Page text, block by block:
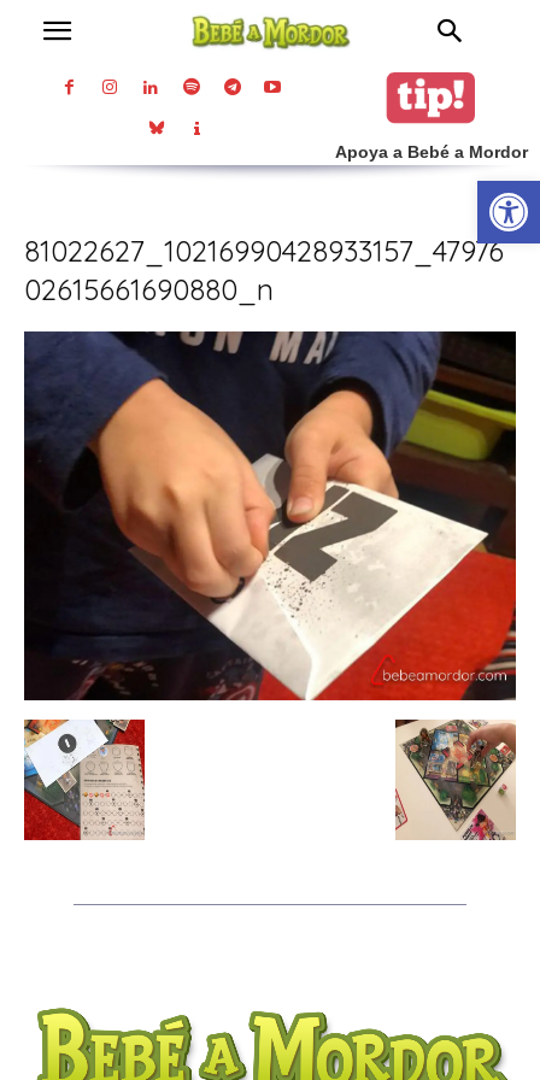
Apoya a Bebé a Mordor
81022627_10216990428933157_47976
02615661690880_n